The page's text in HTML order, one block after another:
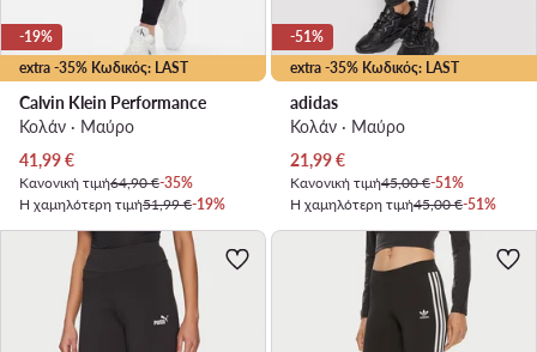
extra -35% Κωδικός: LAST
-19%
Calvin Klein Performance
Κολάν · Μαύρο
Τρέχουσα τιμή
41,99€
Κανονική τιμή64,90 €-35%
Η χαμηλότερη τιμή51,99 €-19%
extra -35% Κωδικός: LAST
-51%
adidas
Κολάν · Μαύρο
Τρέχουσα τιμή
21,99€
Κανονική τιμή45,00 €-51%
Η χαμηλότερη τιμή45,00 €-51%